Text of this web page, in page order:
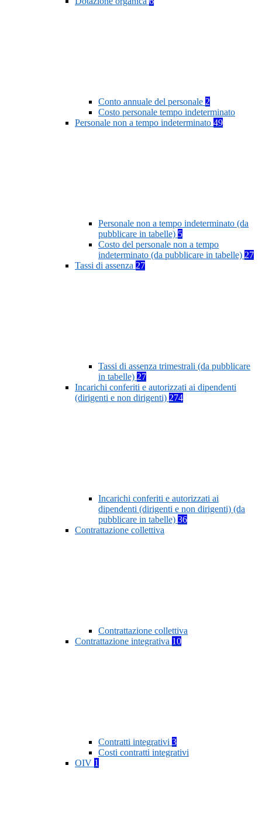
Conto annuale del personale 2
Costo personale tempo indeterminato
Personale non a tempo indeterminato 49
Personale non a tempo indeterminato (da
pubblicare in tabelle) 5
Costo del personale non a tempo
indeterminato (da pubblicare in tabelle) 27
Tassi di assenza 27
Tassi di assenza trimestrali (da pubblicare
in tabelle) 27
Incarichi conferiti e autorizzati ai dipendenti
(dirigenti e non dirigenti) 274
Incarichi conferiti e autorizzati ai
dipendenti (dirigenti e non dirigenti) (da
pubblicare in tabelle) 36
Contrattazione collettiva
Contrattazione collettiva
Contrattazione integrativa 10
Contratti integrativi 3
Costi contratti integrativi
OIV 1